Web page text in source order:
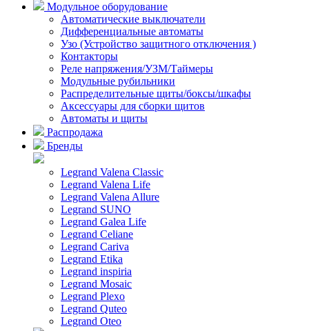
Модульное оборудование
Автоматические выключатели
Дифференциальные автоматы
Узо (Устройство защитного отключения )
Контакторы
Реле напряжения/УЗМ/Таймеры
Модульные рубильники
Распределительные щиты/боксы/шкафы
Аксессуары для сборки щитов
Автоматы и щиты
Распродажа
Бренды
Legrand Valena Classic
Legrand Valena Life
Legrand Valena Allure
Legrand SUNO
Legrand Galea Life
Legrand Celiane
Legrand Cariva
Legrand Etika
Legrand inspiria
Legrand Mosaic
Legrand Plexo
Legrand Quteo
Legrand Oteo